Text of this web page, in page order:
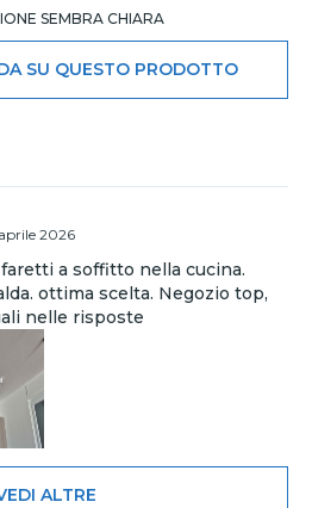
SEMBRA CHIARA
SU QUESTO PRODOTTO
2026
a soffitto nella cucina.
ottima scelta. Negozio top,
nelle risposte
ALTRE